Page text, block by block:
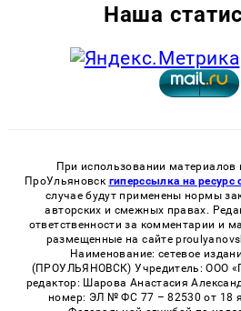
Наша
При использовании материалов
ПроУльяновск гиперссылка на ресурс
случае будут применены нормы
авторских и смежных правах.
ответственности за комментарии и
размещенные на сайте
Наименование: сетевое
(ПРОУЛЬЯНОВСК) Учредитель: ООО
редактор: Шарова Анастасия
номер: ЭЛ № ФС 77 – 82530 от 18